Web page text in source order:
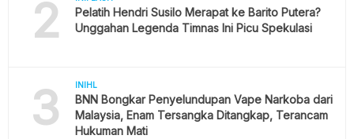
2
Pelatih Hendri Susilo Merapat ke Barito Putera?
Unggahan Legenda Timnas Ini Picu Spekulasi
3 INIHL
BNN Bongkar Penyelundupan Vape Narkoba dari
Malaysia, Enam Tersangka Ditangkap, Terancam
Hukuman Mati